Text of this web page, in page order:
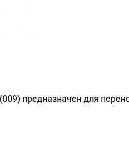
предназначен для